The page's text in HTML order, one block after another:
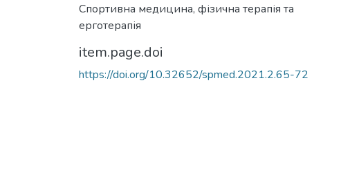
Спортивна медицина, фізична терапія та
ерготерапія
item.page.doi
https://doi.org/10.32652/spmed.2021.2.65-72